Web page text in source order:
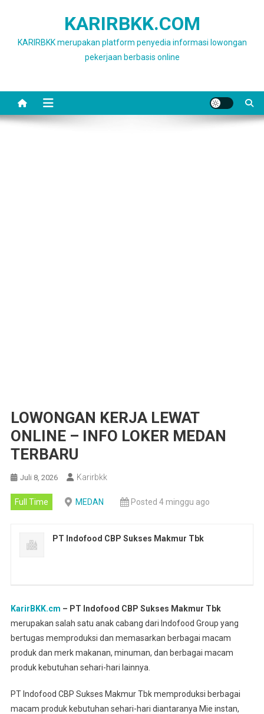
KARIRBKK.COM
KARIRBKK merupakan platform penyedia informasi lowongan
pekerjaan berbasis online
LOWONGAN KERJA LEWAT
ONLINE – INFO LOKER MEDAN
TERBARU
Juli 8, 2026 Karirbkk
Full Time MEDAN Posted 4 minggu ago
PT Indofood CBP Sukses Makmur Tbk
KarirBKK.cm – PT Indofood CBP Sukses Makmur Tbk
merupakan salah satu anak cabang dari Indofood Group yang
bertugas memproduksi dan memasarkan berbagai macam
produk dan merk makanan, minuman, dan berbagai macam
produk kebutuhan sehari-hari lainnya.
PT Indofood CBP Sukses Makmur Tbk memproduksi berbagai
macam produk kebutuhan sehari-hari diantaranya Mie instan,